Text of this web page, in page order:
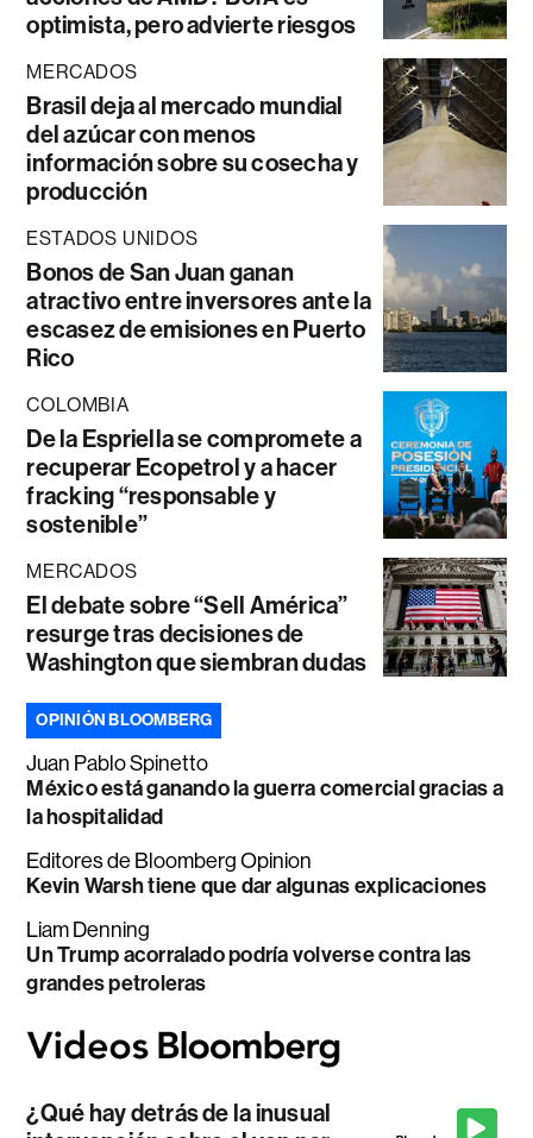
optimista, pero advierte riesgos
MERCADOS
Brasil deja al mercado mundial
del azúcar con menos
información sobre su cosecha y
producción
ESTADOS UNIDOS
Bonos de San Juan ganan
atractivo entre inversores ante la
escasez de emisiones en Puerto
Rico
COLOMBIA
De la Espriella se compromete a
recuperar Ecopetrol y a hacer
fracking “responsable y
sostenible”
MERCADOS
El debate sobre “Sell América”
resurge tras decisiones de
Washington que siembran dudas
OPINIÓN BLOOMBERG
Juan Pablo Spinetto
México está ganando la guerra comercial gracias a
la hospitalidad
Editores de Bloomberg Opinion
Kevin Warsh tiene que dar algunas explicaciones
Liam Denning
Un Trump acorralado podría volverse contra las
grandes petroleras
¿Qué hay detrás de la inusual